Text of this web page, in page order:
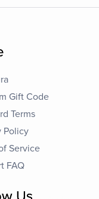
Gift Code
Terms
Policy
Service
FAQ